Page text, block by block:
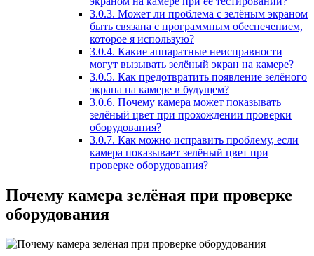
3.0.3. Может ли проблема с зелёным экраном
быть связана с программным обеспечением,
которое я использую?
3.0.4. Какие аппаратные неисправности
могут вызывать зелёный экран на камере?
3.0.5. Как предотвратить появление зелёного
экрана на камере в будущем?
3.0.6. Почему камера может показывать
зелёный цвет при прохождении проверки
оборудования?
3.0.7. Как можно исправить проблему, если
камера показывает зелёный цвет при
проверке оборудования?
Почему камера зелёная при проверке
оборудования